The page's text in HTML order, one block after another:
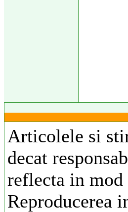
Articolele si
decat
reflecta in mod
Reproducerea